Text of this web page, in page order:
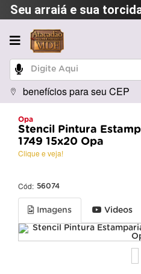
Seu arraiá e sua
benefícios para seu CEP
Opa
Stencil Pintura
1749 15x20 Opa
Clique e veja!
Cód: 56074
Imagens Videos